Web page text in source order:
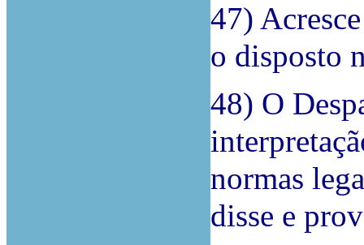
47)
o disposto
48) O
normas
disse e